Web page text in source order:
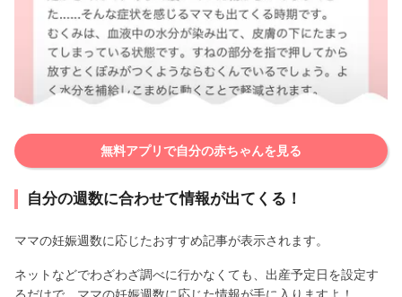
無料アプリで自分の赤ちゃんを見る
自分の週数に合わせて情報が出てくる！
ママの妊娠週数に応じたおすすめ記事が表示されます。
ネットなどでわざわざ調べに行かなくても、出産予定日を設定す
るだけで、ママの妊娠週数に応じた情報が手に入りますよ！